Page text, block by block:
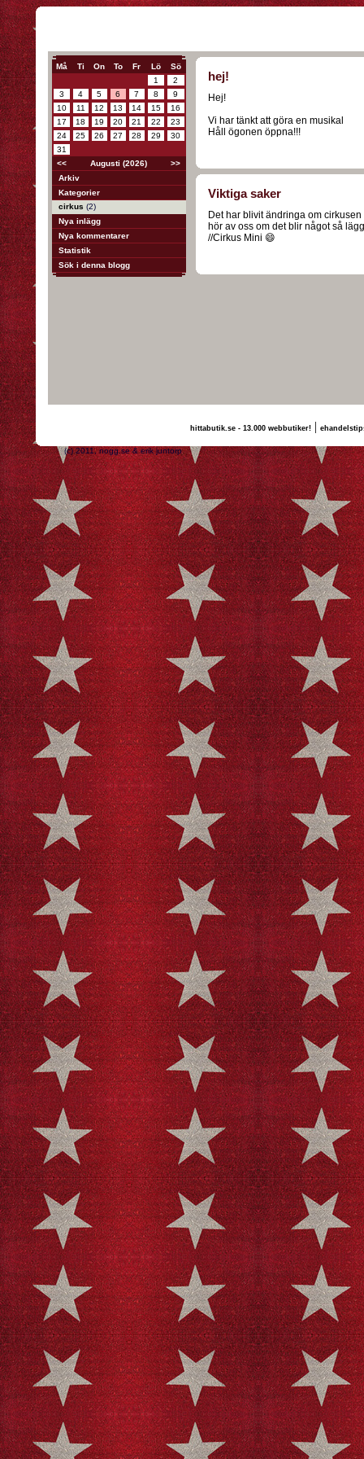
Må Ti On To Fr Lö
Sö
1
2
3
4 5 6 7 8
9
10
11 12 13 14 15
16
17
18 19 20 21 22
23
24
25 26 27 28 29
30
31
<<
Augusti (2026)
>>
Arkiv
Kategorier
cirkus (2)
Nya inlägg
Nya kommentarer
Statistik
Sök i denna blogg
hej!
Hej!
Vi har tänkt att göra en musikal
Håll ögonen öppna!!!
Viktiga saker
Det har blivit ändringa om
hör av oss om det blir något så
//Cirkus Mini 😄
hittabutik.se - 13.000 webbutiker!|
(c) 2011, nogg.se & erik juntorp